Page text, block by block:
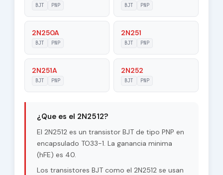
Frequency (ft)
140 MHz
Collector
Maximum Collector
Current |Ic max|
0.03 A
Voltage |Vcb|
Junction
Temperature (Tj)
75 °C
BJT PNP BJT PNP
2N250A
BJT PNP
2N251
BJT PNP
2N251A
BJT PNP
2N252
BJT PNP
¿Que es el 2N2512?
El 2N2512 es un transistor BJT de tipo PNP en
encapsulado TO33-1. La ganancia minima
(hFE) es 40.
Los transistores BJT como el 2N2512 se usan